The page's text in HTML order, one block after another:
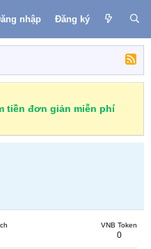
nhập Đăng ký
tiền đơn giản miễn phí
VNB Token
0